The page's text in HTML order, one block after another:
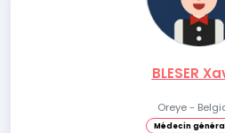
BLESER
Oreye -
Médecin